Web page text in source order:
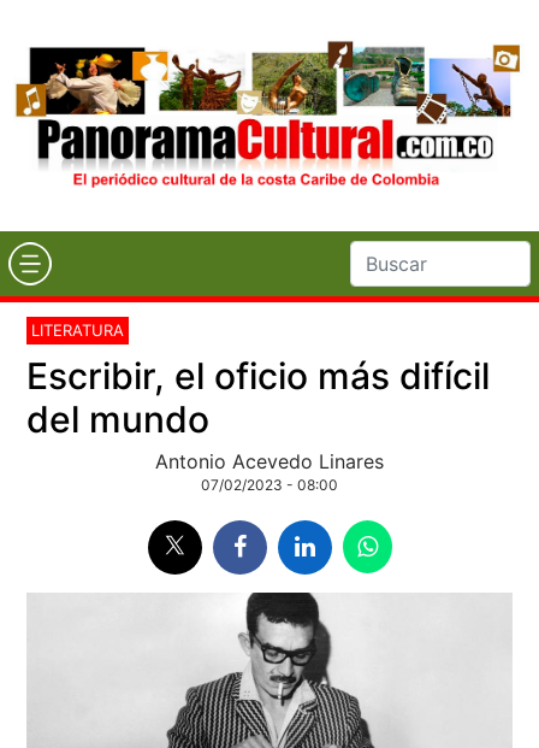
LITERATURA
Escribir, el oficio más difícil
del mundo
Antonio Acevedo Linares
07/02/2023 - 08:00